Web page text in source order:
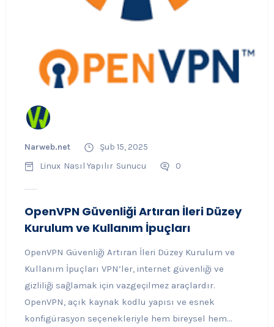
Narweb.net
Şub 15, 2025
Linux Nasıl Yapılır Sunucu 0
OpenVPN Güvenliği Artıran İleri Düzey
Kurulum ve Kullanım İpuçları
OpenVPN Güvenliği Artıran İleri Düzey Kurulum ve
Kullanım İpuçları VPN’ler, internet güvenliği ve
gizliliği sağlamak için vazgeçilmez araçlardır.
OpenVPN, açık kaynak kodlu yapısı ve esnek
konfigürasyon seçenekleriyle hem bireysel hem...